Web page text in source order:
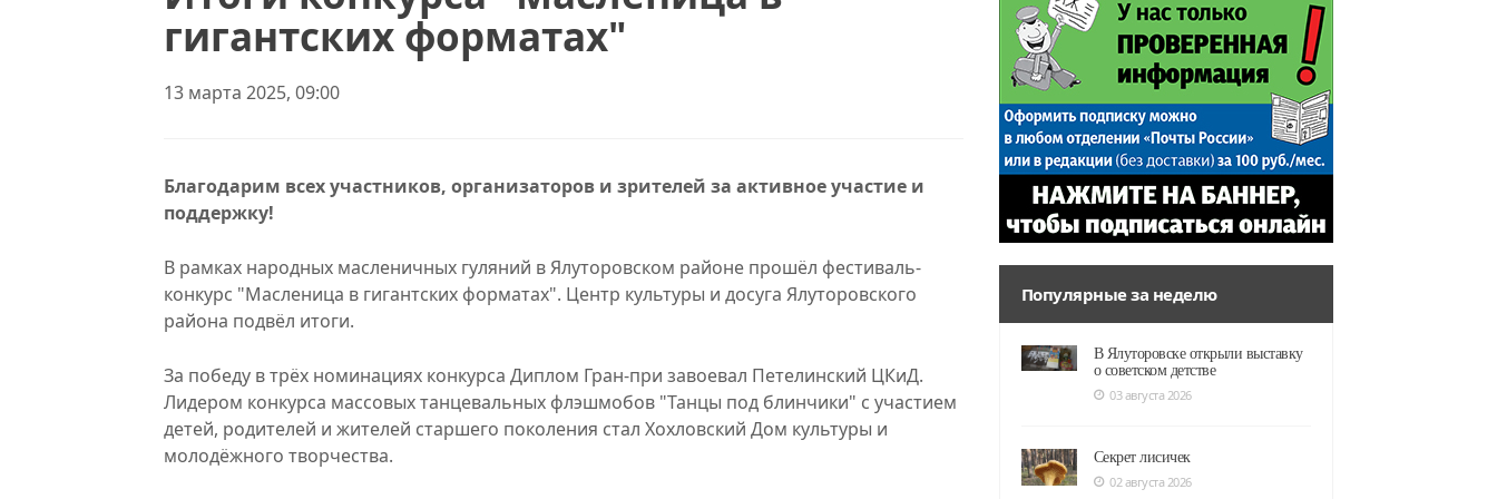
гигантских форматах"
13 марта 2025, 09:00
Благодарим всех участников, организаторов и зрителей за активное участие и
поддержку!
В рамках народных масленичных гуляний в Ялуторовском районе прошёл фестиваль-
конкурс "Масленица в гигантских форматах". Центр культуры и досуга Ялуторовского
района подвёл итоги.
За победу в трёх номинациях конкурса Диплом Гран-при завоевал Петелинский ЦКиД.
Лидером конкурса массовых танцевальных флэшмобов "Танцы под блинчики" с участием
детей, родителей и жителей старшего поколения стал Хохловский Дом культуры и
молодёжного творчества.
Популярные за неделю
В Ялуторовске открыли выставку
о советском детстве
03 августа 2026
Секрет лисичек
02 августа 2026